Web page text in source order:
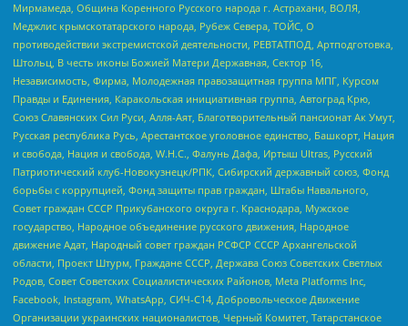
Мирмамеда, Община Коренного Русского народа г. Астрахани, ВОЛЯ,
Меджлис крымскотатарского народа, Рубеж Севера, ТОЙС, О
противодействии экстремистской деятельности, РЕВТАТПОД, Артподготовка,
Штольц, В честь иконы Божией Матери Державная, Сектор 16,
Независимость, Фирма, Молодежная правозащитная группа МПГ, Курсом
Правды и Единения, Каракольская инициативная группа, Автоград Крю,
Союз Славянских Сил Руси, Алля-Аят, Благотворительный пансионат Ак Умут,
Русская республика Русь, Арестантское уголовное единство, Башкорт, Нация
и свобода, Нация и свобода, W.H.С., Фалунь Дафа, Иртыш Ultras, Русский
Патриотический клуб-Новокузнецк/РПК, Сибирский державный союз, Фонд
борьбы с коррупцией, Фонд защиты прав граждан, Штабы Навального,
Совет граждан СССР Прикубанского округа г. Краснодара, Мужское
государство, Народное объединение русского движения, Народное
движение Адат, Народный совет граждан РСФСР СССР Архангельской
области, Проект Штурм, Граждане СССР, Держава Союз Советских Светлых
Родов, Совет Советских Социалистических Районов, Meta Platforms Inc,
Facebook, Instagram, WhatsApp, СИЧ-С14, Добровольческое Движение
Организации украинских националистов, Черный Комитет, Татарстанское